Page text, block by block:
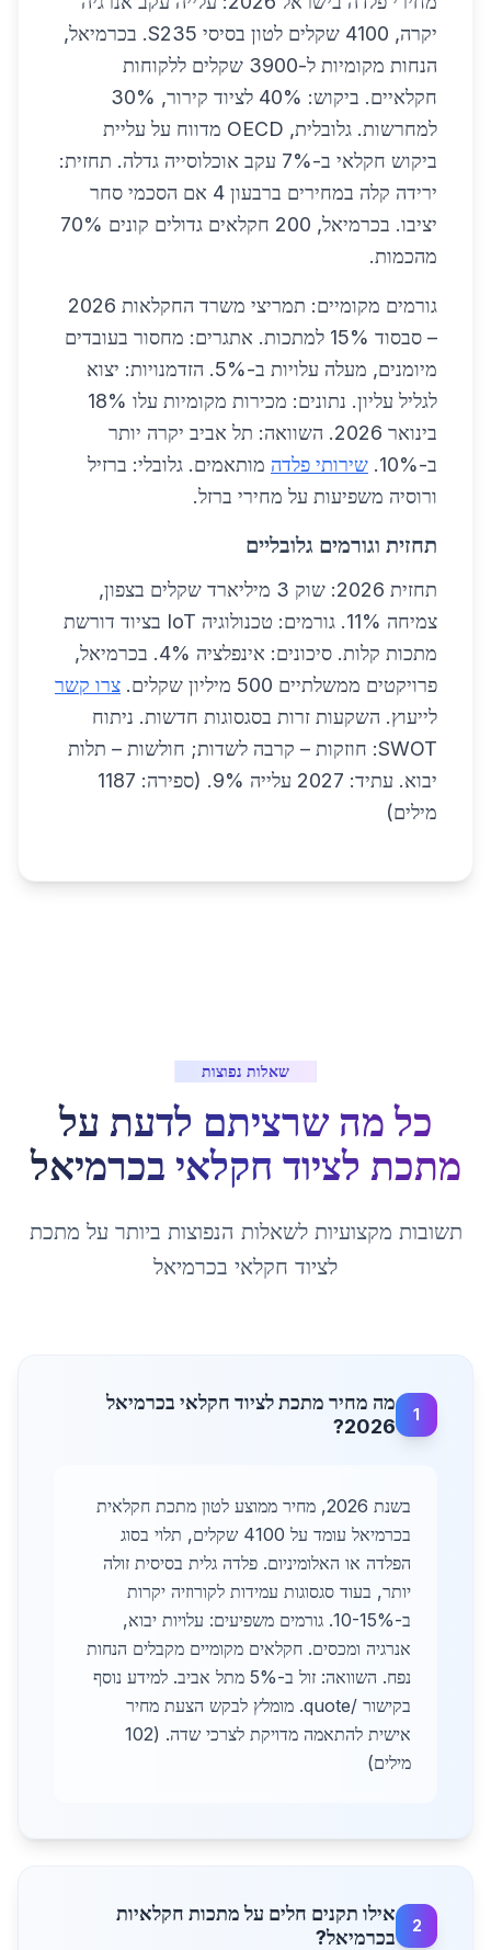
יקרה, 4100 שקלים לטון בסיסי S235. בכרמיאל,
הנחות מקומיות ל-3900 שקלים ללקוחות
חקלאיים. ביקוש: 40% לציוד קירור, 30%
למחרשות. גלובלית, OECD מדווח על עליית
ביקוש חקלאי ב-7% עקב אוכלוסייה גדלה. תחזית:
ירידה קלה במחירים ברבעון 4 אם הסכמי סחר
יציבו. בכרמיאל, 200 חקלאים גדולים קונים 70%
מהכמות.
גורמים מקומיים: תמריצי משרד החקלאות 2026
– סבסוד 15% למתכות. אתגרים: מחסור בעובדים
מיומנים, מעלה עלויות ב-5%. הזדמנויות: יצוא
לגליל עליון. נתונים: מכירות מקומיות עלו 18%
בינואר 2026. השוואה: תל אביב יקרה יותר
ב-10%.
שירותי פלדה מותאמים. גלובלי: ברזיל
ורוסיה משפיעות על מחירי ברזל.
תחזית וגורמים גלובליים
תחזית 2026: שוק 3 מיליארד שקלים בצפון,
צמיחה 11%. גורמים: טכנולוגיה IoT בציוד דורשת
מתכות קלות. סיכונים: אינפלציה 4%. בכרמיאל,
פרויקטים ממשלתיים 500 מיליון שקלים.
צרו קשר
לייעוץ. השקעות זרות בסגסוגות חדשות. ניתוח
SWOT: חוזקות – קרבה לשדות; חולשות – תלות
יבוא. עתיד: 2027 עלייה 9%. (ספירה: 1187
מילים)
שאלות נפוצות
כל מה שרציתם לדעת על
מתכת לציוד חקלאי בכרמיאל
תשובות מקצועיות לשאלות הנפוצות ביותר על מתכת
לציוד חקלאי בכרמיאל
1
מה מחיר מתכת לציוד חקלאי בכרמיאל
2026?
בשנת 2026, מחיר ממוצע לטון מתכת חקלאית
בכרמיאל עומד על 4100 שקלים, תלוי בסוג
הפלדה או האלומיניום. פלדה גלית בסיסית זולה
יותר, בעוד סגסוגות עמידות לקורוזיה יקרות
ב-10-15%. גורמים משפיעים: עלויות יבוא,
אנרגיה ומכסים. חקלאים מקומיים מקבלים הנחות
נפח. השוואה: זול ב-5% מתל אביב. למידע נוסף
בקישור /quote. מומלץ לבקש הצעת מחיר
אישית להתאמה מדויקת לצרכי שדה. (102
מילים)
2
אילו תקנים חלים על מתכות חקלאיות
בכרמיאל?